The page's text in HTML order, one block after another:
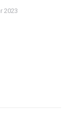
2023